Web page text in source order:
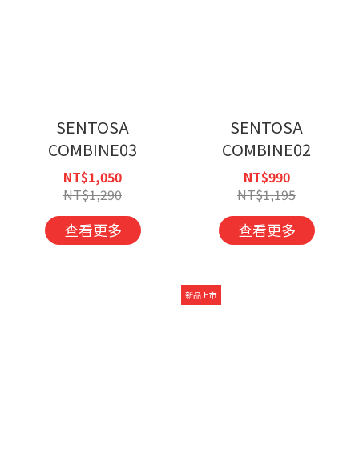
SENTOSA
COMBINE03
NT$1,050
NT$1,290
查看更多
SENTOSA
COMBINE02
NT$990
NT$1,195
查看更多
新品上市